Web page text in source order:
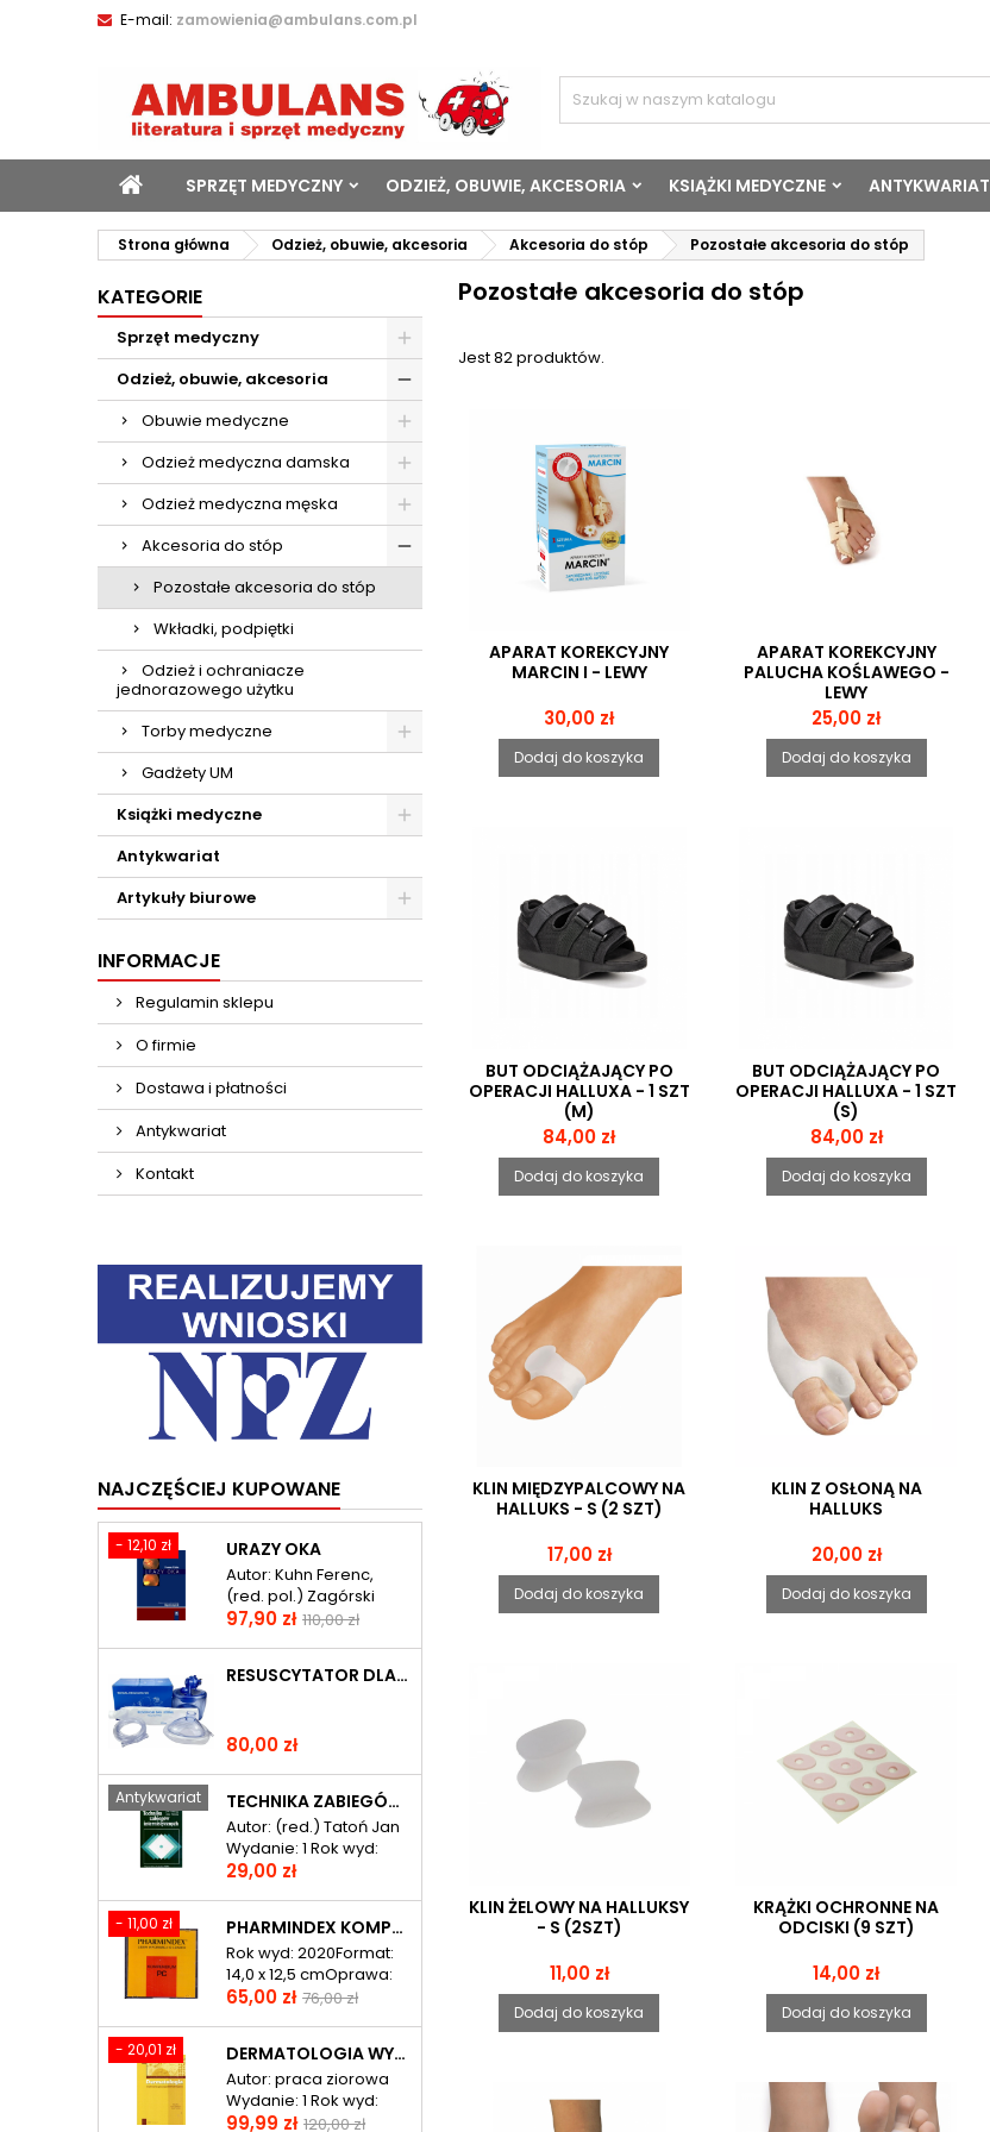
E-mail: zamowienia@ambulans.com.pl
SPRZĘT MEDYCZNY ODZIEŻ, OBUWIE, AKCESORIA KSIĄŻKI MEDYCZNE ANTYKWARIAT
Strona główna Odzież, obuwie, akcesoria Akcesoria do stóp Pozostałe akcesoria do stóp
KATEGORIE
Sprzęt medyczny
Odzież, obuwie, akcesoria
Obuwie medyczne
Odzież medyczna damska
Odzież medyczna męska
Akcesoria do stóp
Pozostałe akcesoria do stóp
Wkładki, podpiętki
Odzież i ochraniacze
jednorazowego użytku
Torby medyczne
Gadżety UM
Książki medyczne
Antykwariat
Artykuły biurowe
INFORMACJE
Regulamin sklepu
O firmie
Dostawa i płatności
Antykwariat
Kontakt
NAJCZĘŚCIEJ KUPOWANE
- 12,10 zł URAZY OKA
Autor: Kuhn Ferenc,
(red. pol.) Zagórski
Zbigniew Wydanie: 1
30,0 cm Oprawa:
Cena
97,90 zł Cena
110,00 zł
RESUSCYTATOR DLA DOROSŁYCH - PCV
Cena
80,00 zł
Antykwariat TECHNIKA ZABIEGÓW INTERNISTYCZNYCH
Autor: (red.) Tatoń Jan
Wydanie: 1 Rok wyd:
1994 Ilość stron: 364
83-200-1780-7
Cena
29,00 zł
- 11,00 zł PHARMINDEX KOMPENDIUM LEKÓW
Rok wyd: 2020Format:
14,0 x 12,5 cmOprawa:
plastikowa
Cena
65,00 zł Cena
76,00 zł
- 20,01 zł DERMATOLOGIA WYBRANE PRZYPADKI KLINICZNE KSIĄŻKA DLA LEKARZY PRAKTYKÓW
Autor: praca ziorowa
Wydanie: 1 Rok wyd:
2016 Ilość stron: 284
Cena
99,99 zł Cena
120,00 zł
Pozostałe akcesoria do stóp
Jest 82 produktów.
APARAT KOREKCYJNY
MARCIN I - LEWY
Cena
30,00 zł
Dodaj do koszyka
APARAT KOREKCYJNY
PALUCHA KOŚLAWEGO -
LEWY
Cena
25,00 zł
Dodaj do koszyka
BUT ODCIĄŻAJĄCY PO
OPERACJI HALLUXA - 1 SZT
(M)
Cena
84,00 zł
Dodaj do koszyka
BUT ODCIĄŻAJĄCY PO
OPERACJI HALLUXA - 1 SZT
(S)
Cena
84,00 zł
Dodaj do koszyka
KLIN MIĘDZYPALCOWY NA
HALLUKS - S (2 SZT)
Cena
17,00 zł
Dodaj do koszyka
KLIN Z OSŁONĄ NA
HALLUKS
Cena
20,00 zł
Dodaj do koszyka
KLIN ŻELOWY NA HALLUKSY
- S (2SZT)
Cena
11,00 zł
Dodaj do koszyka
KRĄŻKI OCHRONNE NA
ODCISKI (9 SZT)
Cena
14,00 zł
Dodaj do koszyka